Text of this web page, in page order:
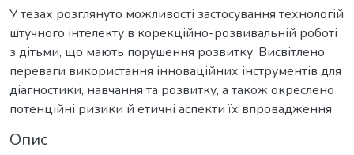
У тезах розглянуто можливості застосування технологій
штучного інтелекту в корекційно-розвивальній роботі
з дітьми, що мають порушення розвитку. Висвітлено
переваги використання інноваційних інструментів для
діагностики, навчання та розвитку, а також окреслено
потенційні ризики й етичні аспекти їх впровадження
Опис